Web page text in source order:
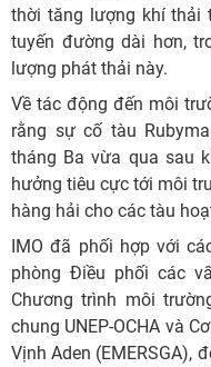
thời tăng lượng khí thải
tuyến đường dài hơn,
lượng phát thải này.
Về tác động đến môi
rằng sự cố tàu
tháng Ba vừa qua sau
hưởng tiêu cực tới môi
hàng hải cho các tàu
IMO đã phối hợp với
phòng Điều phối các
Chương trình môi
chung UNEP-OCHA và
Vịnh Aden (EMERSGA),